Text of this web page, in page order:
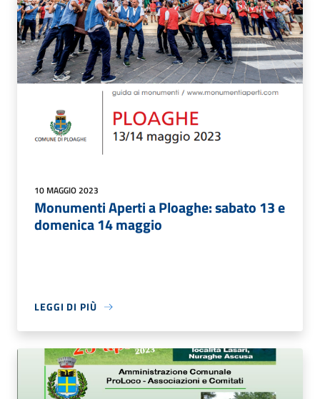
10 MAGGIO 2023
Monumenti Aperti a Ploaghe: sabato 13 e
domenica 14 maggio
LEGGI DI PIÙ